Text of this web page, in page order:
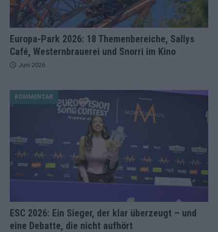
Europa-Park 2026: 18 Themenbereiche, Sallys
Café, Westernbrauerei und Snorri im Kino
Juni 2026
ESC 2026: Ein Sieger, der klar überzeugt – und
eine Debatte, die nicht aufhört
KOMMENTAR